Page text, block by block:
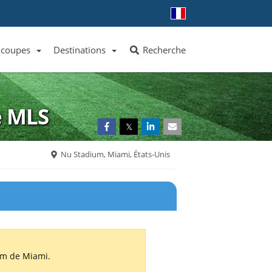
Liste des clubs et équipes
Liste des ligues et coupes
Destinations
Toutes les destinations
Recherche
MLS 𝕏
Nu Stadium, Miami, États-Unis
de Miami.